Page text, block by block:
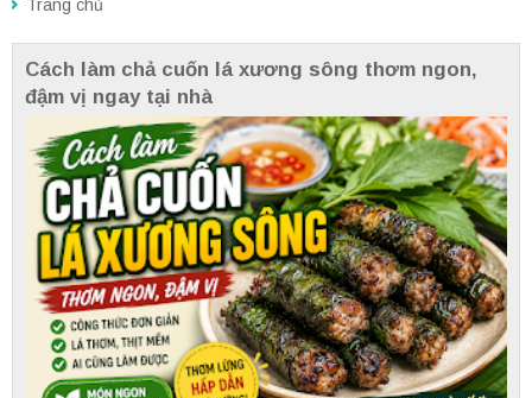
Trang chủ
Cách làm chả cuốn lá xương sông thơm ngon,
đậm vị ngay tại nhà